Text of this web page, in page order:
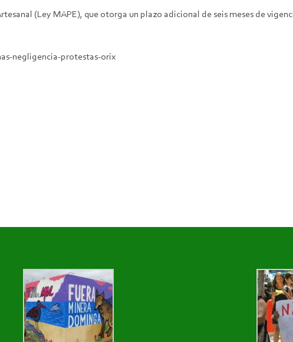
(Ley MAPE), que otorga un plazo adicional de seis meses de
negligencia-protestas-orix